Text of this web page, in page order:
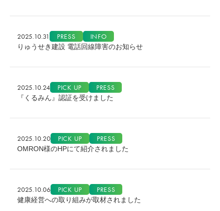
2025.10.31 PRESS INFO
りゅうせき建設 電話回線障害のお知らせ
2025.10.24 PICK UP PRESS
『くるみん』認証を受けました
2025.10.20 PICK UP PRESS
OMRON様のHPにて紹介されました
2025.10.06 PICK UP PRESS
健康経営への取り組みが取材されました